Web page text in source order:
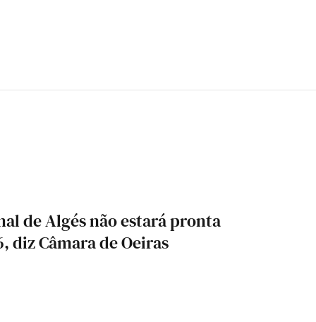
de Algés não estará pronta
diz Câmara de Oeiras